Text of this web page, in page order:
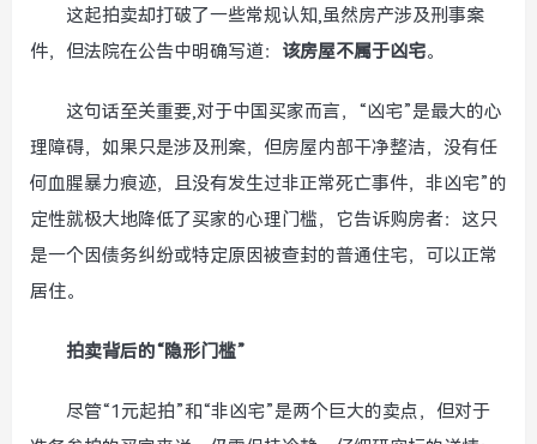
这起拍卖却打破了一些常规认知,虽然房产涉及刑事案
件，但法院在公告中明确写道： 该房屋不属于凶宅。
这句话至关重要,对于中国买家而言，“凶宅”是最大的心
理障碍，如果只是涉及刑案，但房屋内部干净整洁，没有任
何血腥暴力痕迹，且没有发生过非正常死亡事件，非凶宅”的
定性就极大地降低了买家的心理门槛，它告诉购房者：这只
是一个因债务纠纷或特定原因被查封的普通住宅，可以正常
居住。
拍卖背后的“隐形门槛”
尽管“1元起拍”和“非凶宅”是两个巨大的卖点，但对于